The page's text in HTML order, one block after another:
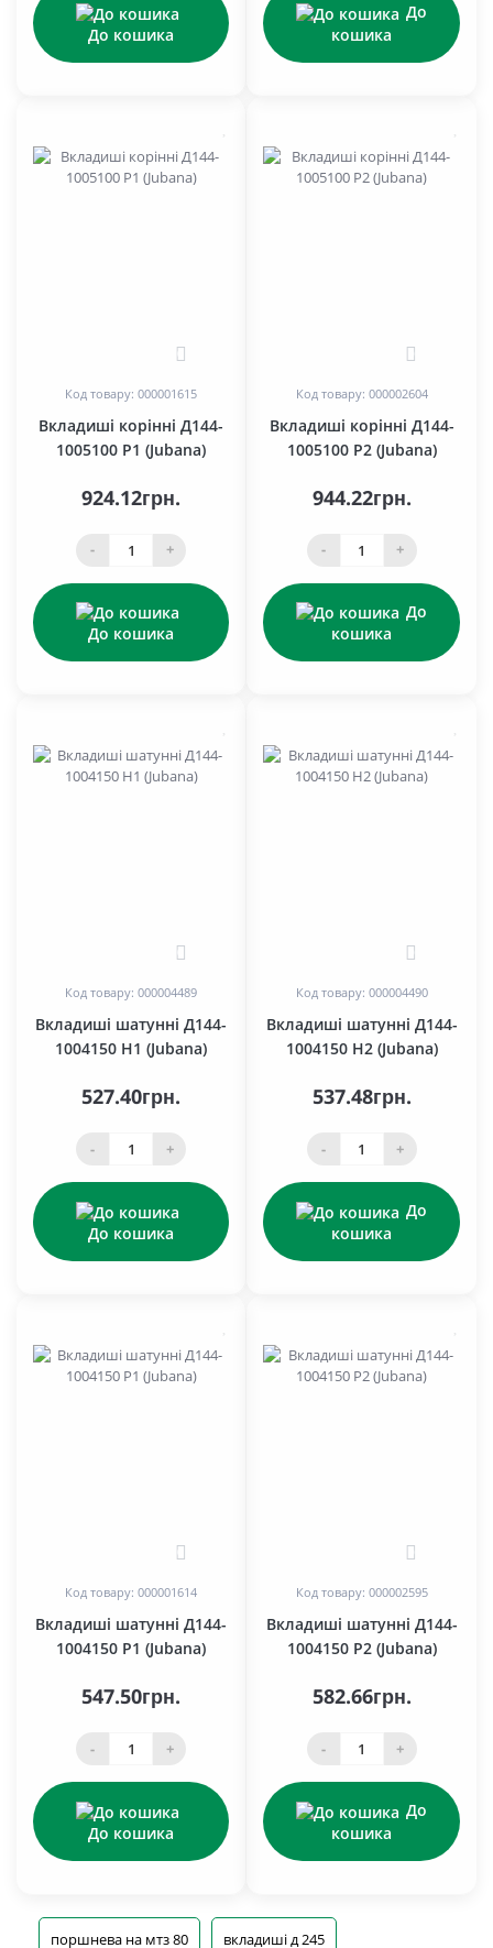
До кошика
До
кошика
0
Код товару: 000001615
Вкладиші корінні Д144-
1005100 Р1 (Jubana)
924.12грн.
- +
До кошика
0
Код товару: 000002604
Вкладиші корінні Д144-
1005100 Р2 (Jubana)
944.22грн.
- +
До
кошика
Код товару: 000004489
Вкладиші шатунні Д144-
1004150 Н1 (Jubana)
527.40грн.
- +
До кошика
Код товару: 000004490
Вкладиші шатунні Д144-
1004150 Н2 (Jubana)
537.48грн.
- +
До
кошика
Код товару: 000001614
Вкладиші шатунні Д144-
1004150 Р1 (Jubana)
547.50грн.
- +
До кошика
Код товару: 000002595
Вкладиші шатунні Д144-
1004150 Р2 (Jubana)
582.66грн.
- +
До
кошика
поршнева на мтз 80 вкладиші д 245